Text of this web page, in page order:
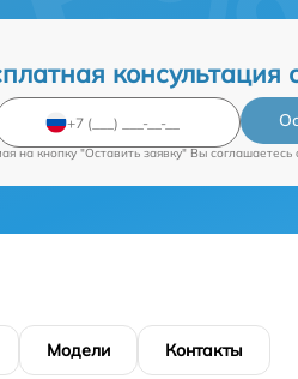
консультация
на кнопку "Оставить заявку" Вы соглашаетесь
Модели Контакты